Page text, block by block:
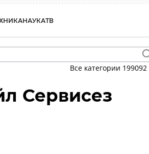
НАУКАТВ
Все категории 199092
Сервисез